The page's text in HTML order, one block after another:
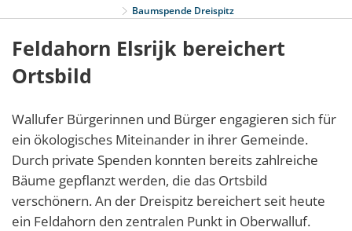
Baumspende Dreispitz
Feldahorn Elsrijk bereichert
Ortsbild
Wallufer Bürgerinnen und Bürger engagieren sich für
ein ökologisches Miteinander in ihrer Gemeinde.
Durch private Spenden konnten bereits zahlreiche
Bäume gepflanzt werden, die das Ortsbild
verschönern. An der Dreispitz bereichert seit heute
ein Feldahorn den zentralen Punkt in Oberwalluf.